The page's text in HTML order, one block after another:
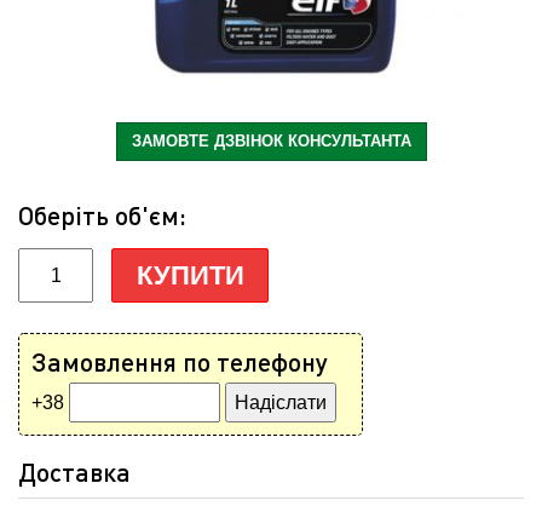
ЗАМОВТЕ ДЗВІНОК КОНСУЛЬТАНТА
Оберіть об'єм:
КУПИТИ
Замовлення по телефону
+38
Доставка